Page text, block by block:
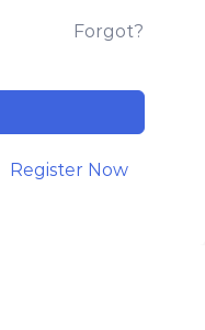
Forgot?
Register Now